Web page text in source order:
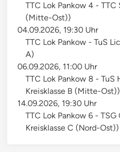
TTC Lok Pankow 4 - TTC
(Mitte-Ost))
04.09.2026, 19:30 Uhr
TTC Lok Pankow - TuS
A)
06.09.2026, 11:00 Uhr
TTC Lok Pankow 8 - TuS
Kreisklasse B (Mitte-Ost))
14.09.2026, 19:30 Uhr
TTC Lok Pankow 6 -
Kreisklasse C (Nord-Ost))